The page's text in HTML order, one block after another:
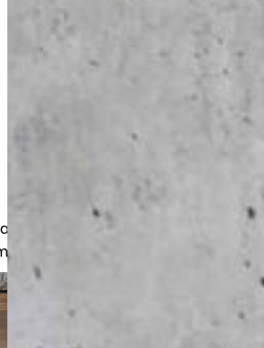
yritysasiakkaita sekä olemme
hankeissa.